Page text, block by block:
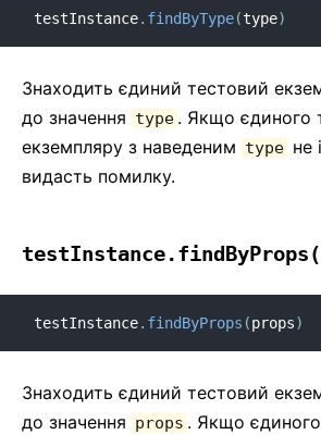
testInstance. findByType(type)
Знаходить єдиний тестовий
до значення type . Якщо єдиного
екземпляру з наведеним type не
видасть помилку.
testInstance. findByProps (props)
Знаходить єдиний тестовий
до значення props . Якщо